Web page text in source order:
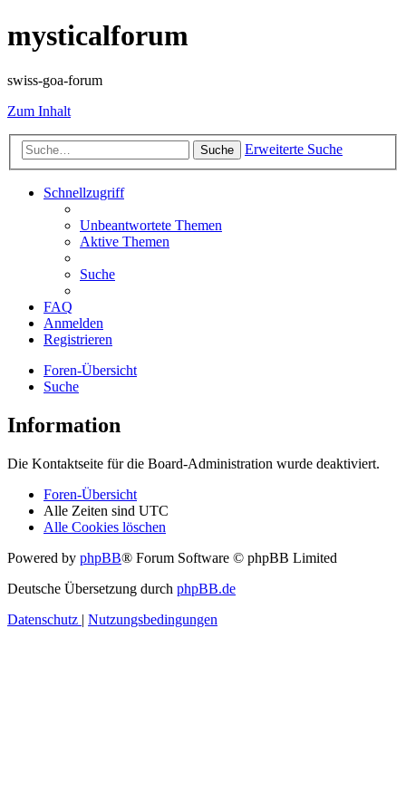
mysticalforum
swiss-goa-forum
Zum Inhalt
Suche Erweiterte Suche
Schnellzugriff
Unbeantwortete Themen
Aktive Themen
Suche
FAQ
Anmelden
Registrieren
Foren-Übersicht
Suche
Information
Die Kontaktseite für die Board-Administration wurde deaktiviert.
Foren-Übersicht
Alle Zeiten sind UTC
Alle Cookies löschen
Powered by phpBB® Forum Software © phpBB Limited
Deutsche Übersetzung durch phpBB.de
Datenschutz | Nutzungsbedingungen